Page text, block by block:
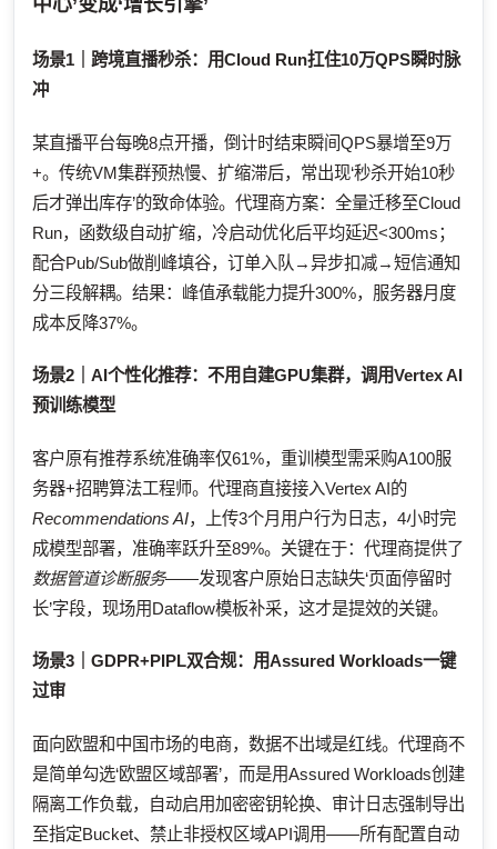
中心’变成‘增长引擎’
场景1｜跨境直播秒杀：用Cloud Run扛住10万QPS瞬时脉
冲
某直播平台每晚8点开播，倒计时结束瞬间QPS暴增至9万
+。传统VM集群预热慢、扩缩滞后，常出现‘秒杀开始10秒
后才弹出库存’的致命体验。代理商方案：全量迁移至Cloud
Run，函数级自动扩缩，冷启动优化后平均延迟<300ms；
配合Pub/Sub做削峰填谷，订单入队→异步扣减→短信通知
分三段解耦。结果：峰值承载能力提升300%，服务器月度
成本反降37%。
场景2｜AI个性化推荐：不用自建GPU集群，调用Vertex AI
预训练模型
客户原有推荐系统准确率仅61%，重训模型需采购A100服
务器+招聘算法工程师。代理商直接接入Vertex AI的
Recommendations AI，上传3个月用户行为日志，4小时完
成模型部署，准确率跃升至89%。关键在于：代理商提供了
数据管道诊断服务——发现客户原始日志缺失‘页面停留时
长’字段，现场用Dataflow模板补采，这才是提效的关键。
场景3｜GDPR+PIPL双合规：用Assured Workloads一键
过审
面向欧盟和中国市场的电商，数据不出域是红线。代理商不
是简单勾选‘欧盟区域部署’，而是用Assured Workloads创建
隔离工作负载，自动启用加密密钥轮换、审计日志强制导出
至指定Bucket、禁止非授权区域API调用——所有配置自动